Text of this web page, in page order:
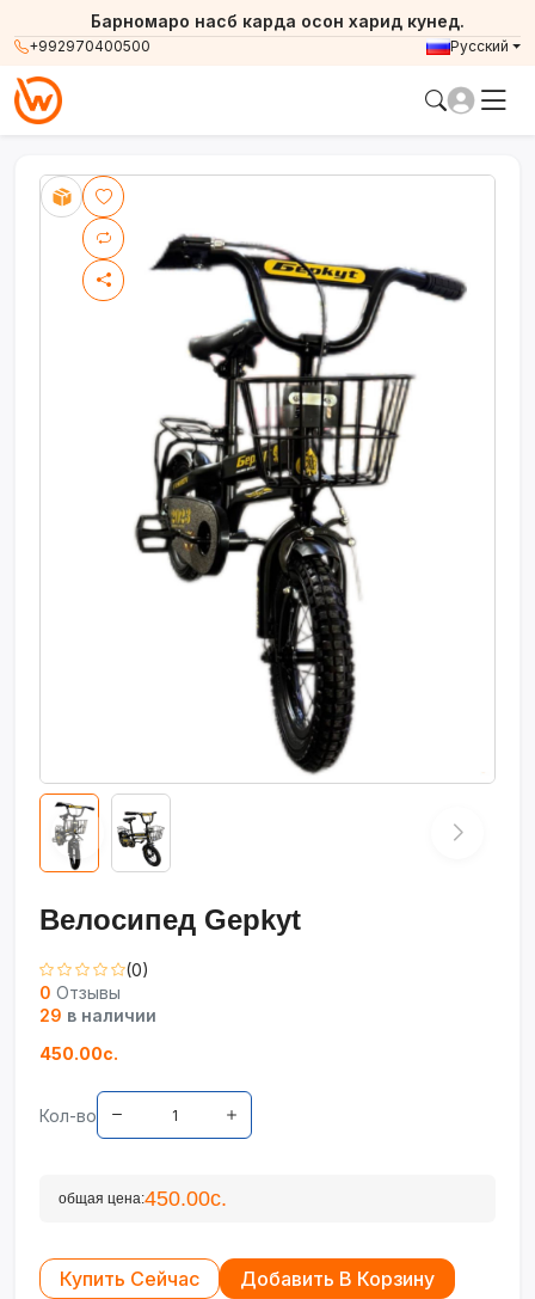
+992970400500
Барномаро насб карда осон харид кунед.
Русский
Велосипед Gepkyt
(0)
0 Отзывы
29 в наличии
450.00с.
Кол-во
общая цена:450.00с.
Купить Сейчас Добавить В Корзину